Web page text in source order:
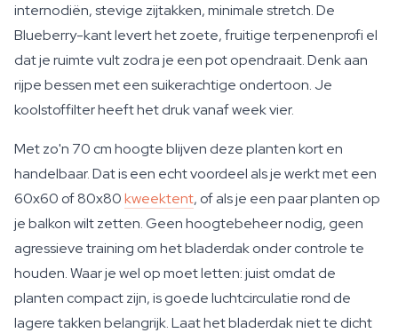
internodiën, stevige zijtakken, minimale stretch. De
Blueberry-kant levert het zoete, fruitige terpenenprofi el
dat je ruimte vult zodra je een pot opendraait. Denk aan
rijpe bessen met een suikerachtige ondertoon. Je
koolstoffilter heeft het druk vanaf week vier.
Met zo'n 70 cm hoogte blijven deze planten kort en
handelbaar. Dat is een echt voordeel als je werkt met een
60x60 of 80x80kweektent, of als je een paar planten op
je balkon wilt zetten. Geen hoogtebeheer nodig, geen
agressieve training om het bladerdak onder controle te
houden. Waar je wel op moet letten: juist omdat de
planten compact zijn, is goede luchtcirculatie rond de
lagere takken belangrijk. Laat het bladerdak niet te dicht